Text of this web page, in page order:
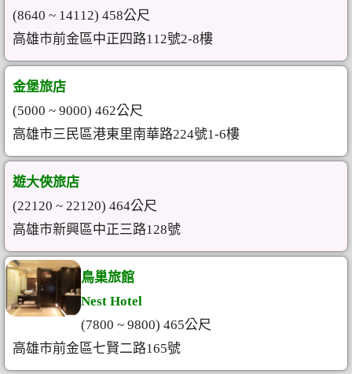
(8640 ~ 14112) 458公尺
高雄市前金區中正四路112號2-8樓
金堡旅店
(5000 ~ 9000) 462公尺
高雄市三民區港東里南華路224號1-6樓
遊大俠旅店
(22120 ~ 22120) 464公尺
高雄市新興區中正三路128號
鳥巢旅館
Nest Hotel
(7800 ~ 9800) 465公尺
高雄市前金區七賢二路165號